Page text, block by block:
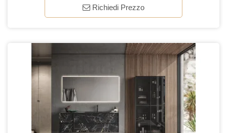
Richiedi Prezzo